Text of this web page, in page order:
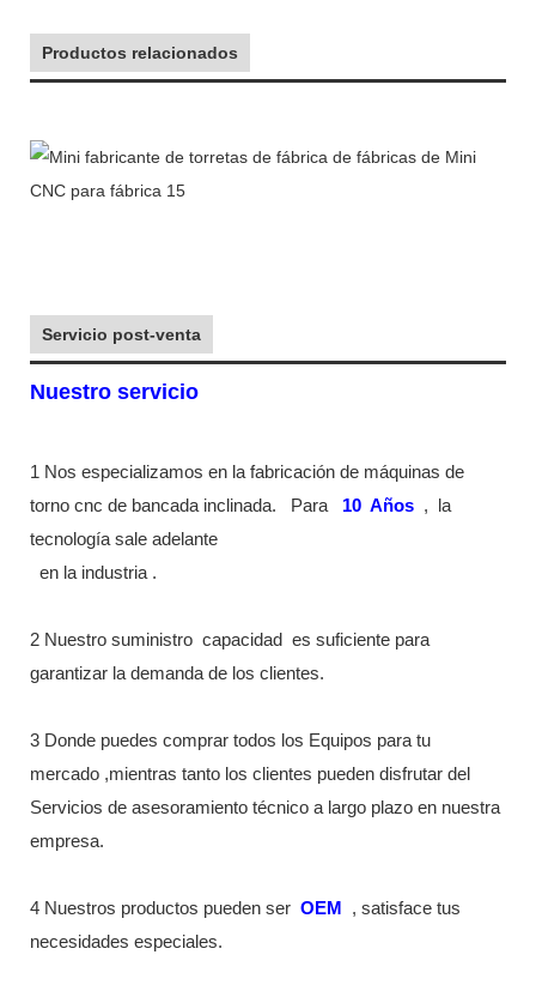
Productos relacionados
Servicio post-venta
Nuestro servicio
1 Nos especializamos en la fabricación de máquinas de
torno cnc de bancada inclinada.
Para 10 Años ,
la
tecnología sale adelante
en la industria .
2 Nuestro suministro capacidad
es suficiente para
garantizar la demanda de los clientes.
3 Donde puedes comprar todos los Equipos para tu
mercado ,mientras tanto los clientes pueden disfrutar del
Servicios de asesoramiento técnico a largo plazo en nuestra
empresa.
4 Nuestros productos pueden ser OEM
, satisface tus
necesidades especiales.